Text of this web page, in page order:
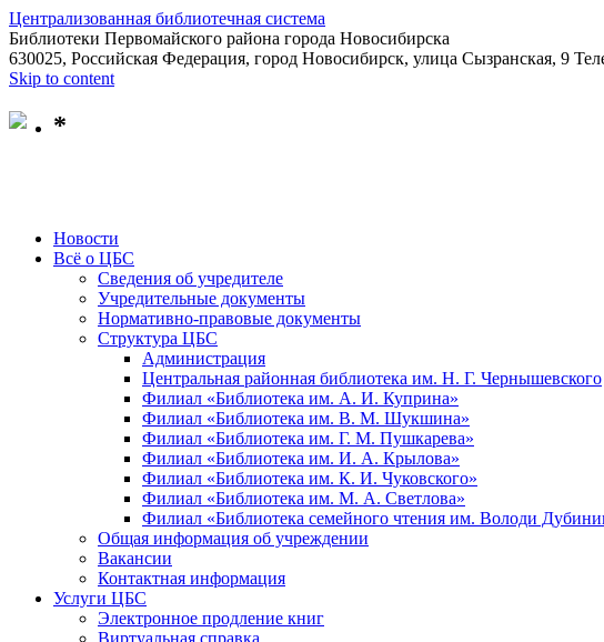
Централизованная библиотечная система
Библиотеки Первомайского района города Новосибирска
630025, Российская Федерация, город Новосибирск, улица Сызранская, 9
Skip to content
*
Новости
Всё о ЦБС
Сведения об учредителе
Учредительные документы
Нормативно-правовые документы
Структура ЦБС
Администрация
Центральная районная библиотека им. Н. Г. Чернышевского
Филиал «Библиотека им. А. И. Куприна»
Филиал «Библиотека им. В. М. Шукшина»
Филиал «Библиотека им. Г. М. Пушкарева»
Филиал «Библиотека им. И. А. Крылова»
Филиал «Библиотека им. К. И. Чуковского»
Филиал «Библиотека им. М. А. Светлова»
Филиал «Библиотека семейного чтения им. Володи
Общая информация об учреждении
Вакансии
Контактная информация
Услуги ЦБС
Электронное продление книг
Виртуальная справка